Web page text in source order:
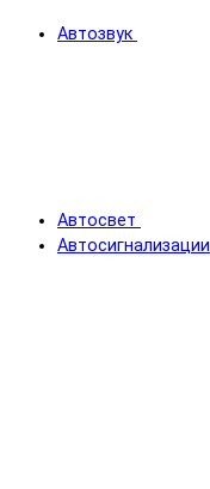
Автозвук
Автосвет
Автосигнализации